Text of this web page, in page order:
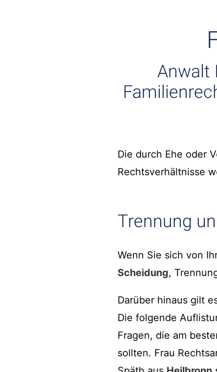
Anwalt
Die durch Ehe oder
Rechtsverhältnisse
Trennung
Wenn Sie sich von
Scheidung,
Darüber hinaus gilt
Die folgende
Fragen, die am
sollten. Frau